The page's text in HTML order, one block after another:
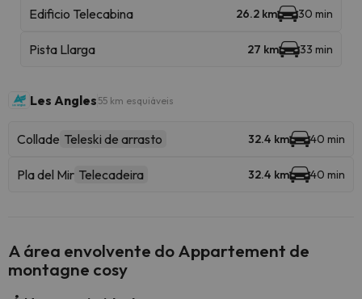
Edificio Telecabina 26.2 km 30 min
Pista Llarga 27 km 33 min
Les Angles 55 km esquiáveis
Collade Teleski de arrasto 32.4 km 40 min
Pla del Mir Telecadeira 32.4 km 40 min
A área envolvente do Appartement de
montagne cosy